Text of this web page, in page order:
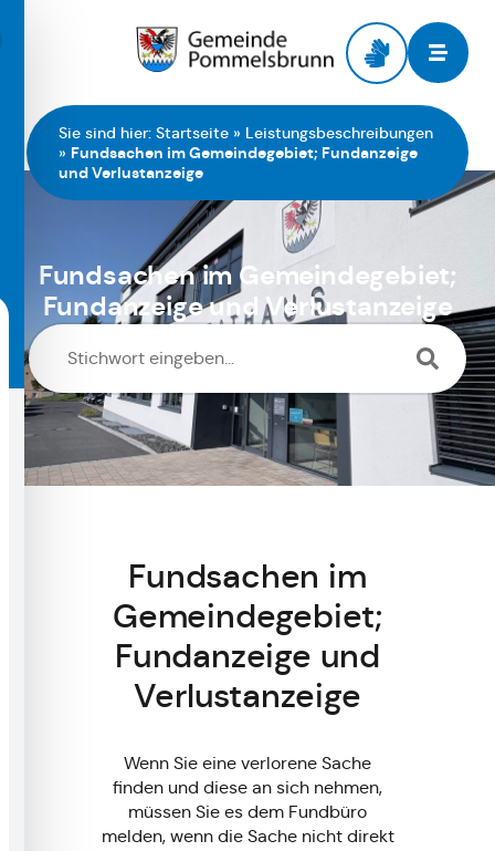
Sie sind hier: Startseite » Leistungsbeschreibungen
» Fundsachen im Gemeindegebiet; Fundanzeige
und Verlustanzeige
Fundsachen im Gemeindegebiet;
Fundanzeige und Verlustanzeige
Fundsachen im
Gemeindegebiet;
Fundanzeige und
Verlustanzeige
Wenn Sie eine verlorene Sache
finden und diese an sich nehmen,
müssen Sie es dem Fundbüro
melden, wenn die Sache nicht direkt